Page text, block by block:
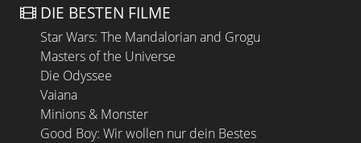
DIE BESTEN FILME
Star Wars: The Mandalorian and Grogu
Masters of the Universe
Die Odyssee
Vaiana
Minions & Monster
Good Boy: Wir wollen nur dein Bestes